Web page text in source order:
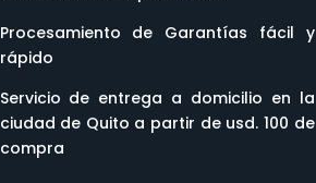
Procesamiento de Garantías fácil y
rápido
Servicio de entrega a domicilio en la
ciudad de Quito a partir de usd. 100 de
compra